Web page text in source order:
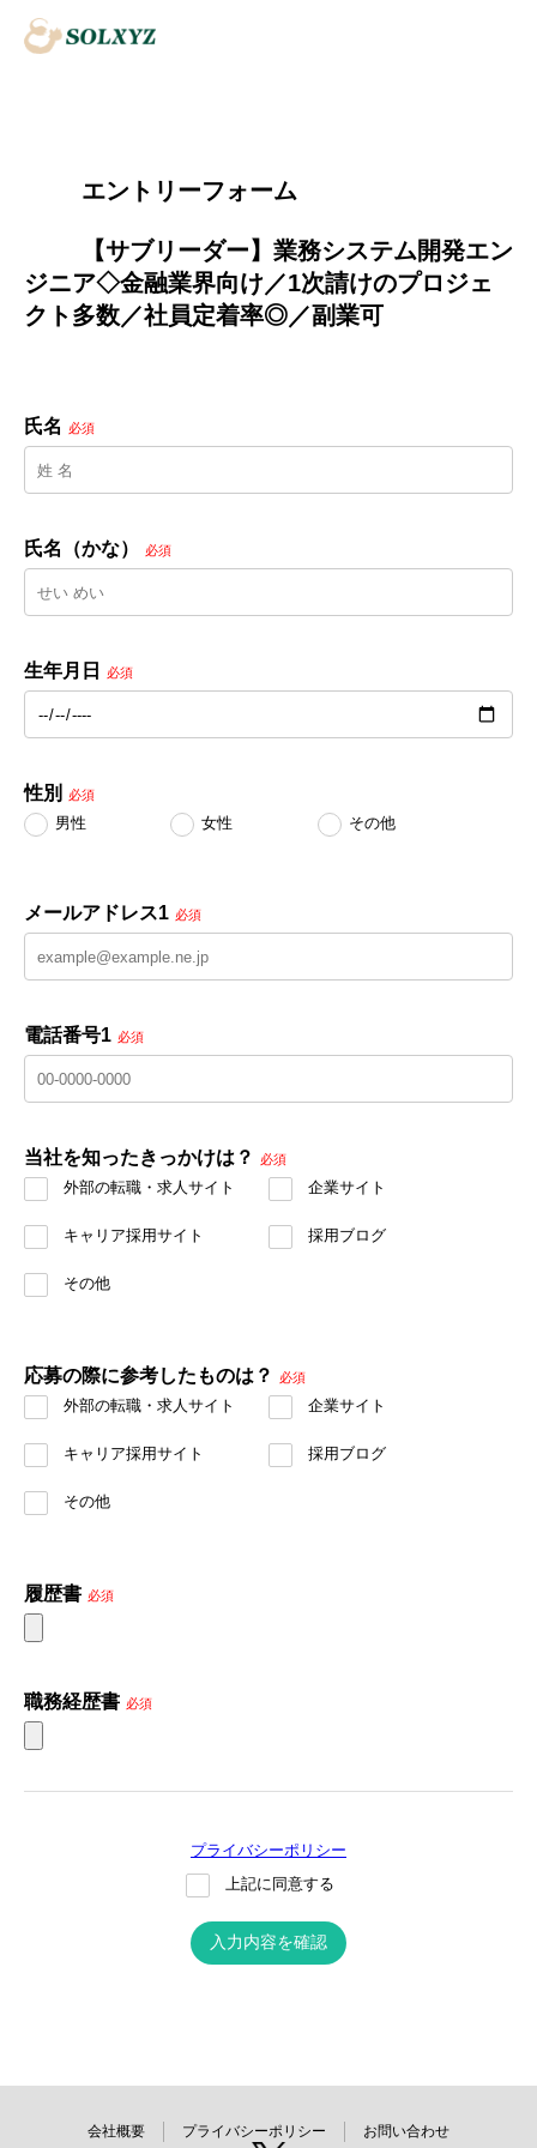
        エントリーフォーム
ジニア◇金融業界向け／1次請けのプロジェ
クト多数／社員定着率◎／副業可
氏名 必須
氏名（かな） 必須
生年月日 必須
性別 必須
男性 女性 その他
メールアドレス1 必須
電話番号1 必須
当社を知ったきっかけは？ 必須
外部の転職・求人サイト 企業サイト
キャリア採用サイト 採用ブログ
その他
応募の際に参考したものは？ 必須
外部の転職・求人サイト 企業サイト
キャリア採用サイト 採用ブログ
その他
履歴書 必須
職務経歴書 必須
プライバシーポリシー
上記に同意する
入力内容を確認
会社概要 プライバシーポリシー お問い合わせ